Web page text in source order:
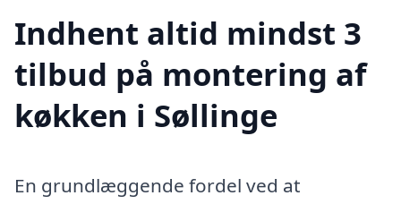
Indhent altid mindst 3
tilbud på montering af
køkken i Søllinge
En grundlæggende fordel ved at